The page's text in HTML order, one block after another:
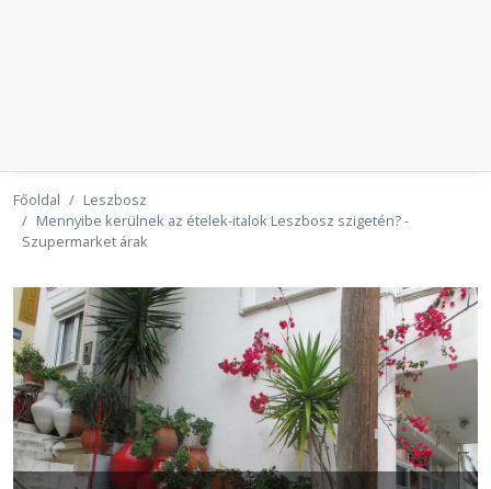
Főoldal
Leszbosz
Mennyibe kerülnek az ételek-italok Leszbosz szigetén? -
Szupermarket árak